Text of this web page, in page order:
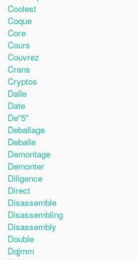
Coolest
Coque
Core
Cours
Couvrez
Crans
Cryptos
Dalle
Date
De''5''
Deballage
Deballe
Demontage
Demonter
Diligence
Direct
Disassemble
Disassembling
Disassembly
Double
Dqjmm